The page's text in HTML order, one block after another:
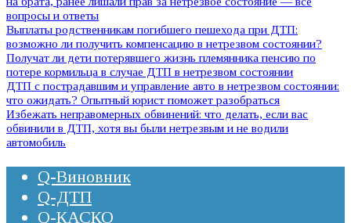
вопросы и ответы
Выплаты родственникам погибшего пешехода при ДТП:
возможно ли получить компенсацию в нетрезвом состоянии?
Получат ли дети потерявшего жизнь племянника пенсию по
потере кормильца в случае ДТП в нетрезвом состоянии
ДТП с пострадавшим и управление авто в нетрезвом состоянии:
что ожидать? Опытный юрист поможет разобраться
Избежать неправомерных обвинений: что делать, если вас
обвинили в ДТП, хотя вы были нетрезвым и не водили
автомобиль
Q-Виновник
Q-ДТП
Q-КАСКО